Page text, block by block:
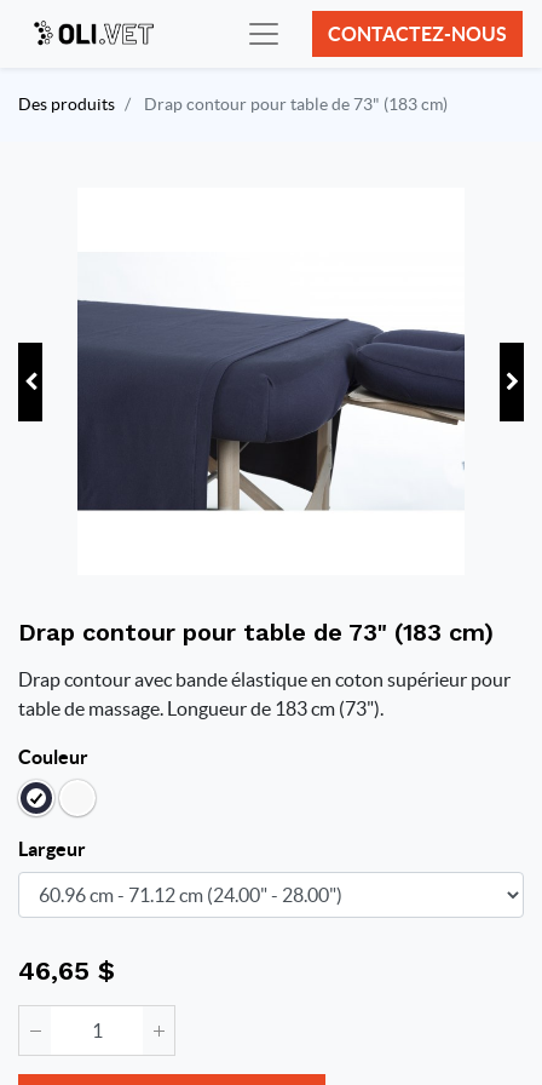
CONTACTEZ-NOUS
Des produits Drap contour pour table de 73" (183 cm)
Drap contour pour table de 73" (183 cm)
Drap contour avec bande élastique en coton supérieur pour
table de massage. Longueur de 183 cm (73").
Couleur
Largeur
46,65 $